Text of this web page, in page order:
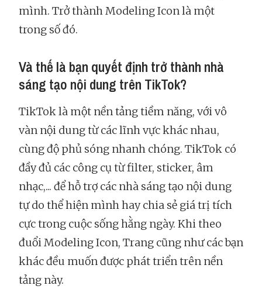
mình. Trở thành Modeling Icon là một
trong số đó.
Và thế là bạn quyết định trở thành nhà
sáng tạo nội dung trên TikTok?
TikTok là một nền tảng tiềm năng, với vô
vàn nội dung từ các lĩnh vực khác nhau,
cùng độ phủ sóng nhanh chóng. TikTok có
đầy đủ các công cụ từ filter, sticker, âm
nhạc,... để hỗ trợ các nhà sáng tạo nội dung
tự do thể hiện mình hay chia sẻ giá trị tích
cực trong cuộc sống hằng ngày. Khi theo
đuổi Modeling Icon, Trang cũng như các bạn
khác đều muốn được phát triển trên nền
tảng này.